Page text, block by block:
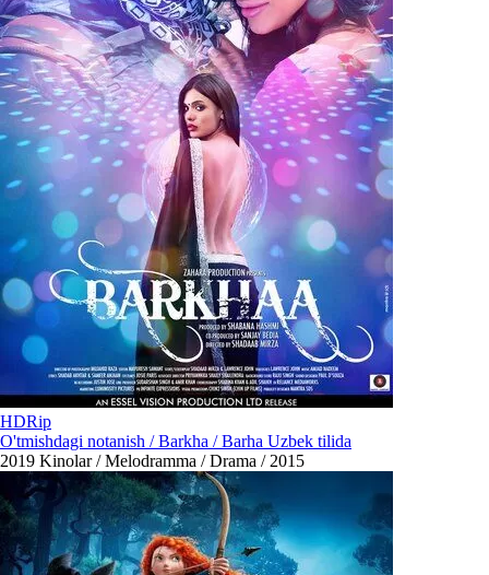
HDRip
O'tmishdagi notanish / Barkha / Barha Uzbek tilida
2019 Kinolar / Melodramma / Drama / 2015